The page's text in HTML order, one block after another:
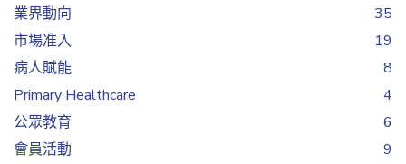
業界動向
35
市場准入
19
病人賦能
8
Primary Healthcare
4
公眾教育
6
會員活動
9